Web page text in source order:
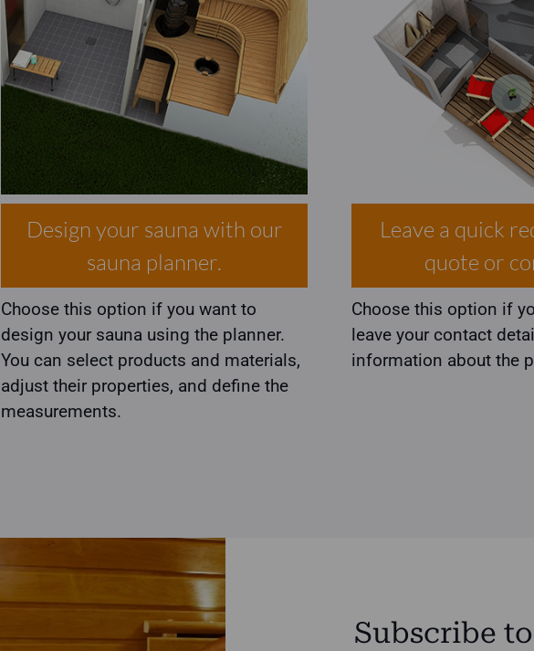
Design your sauna with our
sauna planner.
Choose this option if you want to
design your sauna using the planner.
You can select products and materials,
adjust their properties, and define the
measurements.
Leave a quick
quote or
Choose this option if
leave your contact
information about the
Subscribe